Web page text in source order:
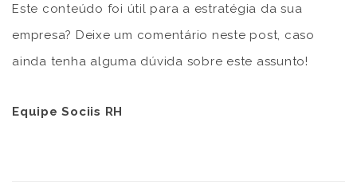
Este conteúdo foi útil para a estratégia da sua
empresa? Deixe um comentário neste post, caso
ainda tenha alguma dúvida sobre este assunto!
Equipe Sociis RH